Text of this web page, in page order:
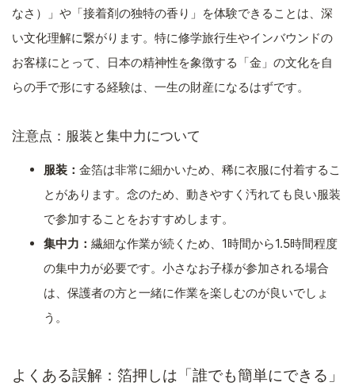
なさ）」や「接着剤の独特の香り」を体験できることは、深
い文化理解に繋がります。特に修学旅行生やインバウンドの
お客様にとって、日本の精神性を象徴する「金」の文化を自
らの手で形にする経験は、一生の財産になるはずです。
注意点：服装と集中力について
服装： 金箔は非常に細かいため、稀に衣服に付着するこ
とがあります。念のため、動きやすく汚れても良い服装
で参加することをおすすめします。
集中力： 繊細な作業が続くため、1時間から1.5時間程度
の集中力が必要です。小さなお子様が参加される場合
は、保護者の方と一緒に作業を楽しむのが良いでしょ
う。
よくある誤解：箔押しは「誰でも簡単にできる」